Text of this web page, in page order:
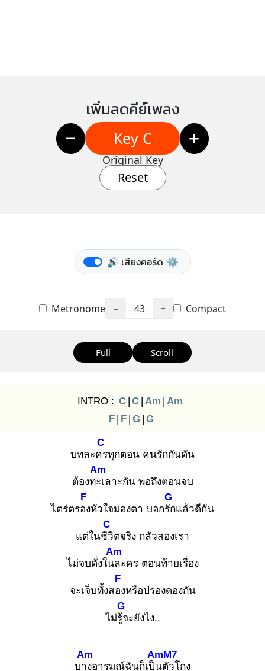
เพิ่มลดคีย์เพลง
Key C
Original Key
Reset
🔊 เสียงคอร์ด ⚙️
Metronome − 43 + Compact
Full Scroll
INTRO : C | C | Am | Am
F | F | G | G
บทละคร
C
ทุกตอน คนรักกันดัน
ต้องทะเ
Am
ลาะกัน พอถึงตอนจบ
ไตร่ตรอง
F
หัวใจมองตา บอกรัก
G
แล้วดีกัน
แต่ในชีวิ
C
ตจริง กลัวสองเรา
ไม่จบดั่งในล
Am
ะคร ตอนท้ายเรื่อง
จะเจ็บทั้งสอง
F
หรือปรองดองกัน
ไม่รู้จ
G
ะยังไง..
บาง
Am
อารมณ์ฉันก็เป็น
AmM7
ตัวโกง